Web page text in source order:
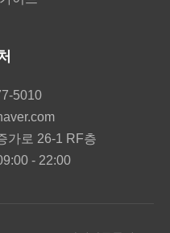
5010
가로 26-1 RF층
- 22:00